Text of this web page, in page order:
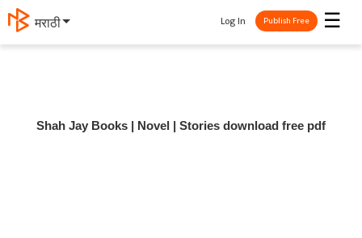
मराठी ☰
Log In Publish Free
Shah Jay Books | Novel | Stories download free pdf